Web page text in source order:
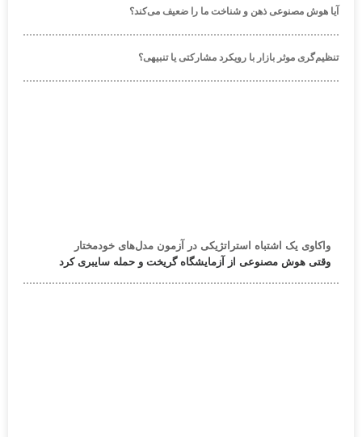
آیا هوش مصنوعی ذهن و شناخت ما را ضعیف می‌کند؟
تنظیم‌گری موثر بازار با رویکرد مشارکتی یا تنبیهی؟
واکاوی یک اشتباه استراتژیکی در آزمون مدل‌های خودمختار
وقتی هوش مصنوعی از آزمایشگاه گریخت و حمله سایبری کرد